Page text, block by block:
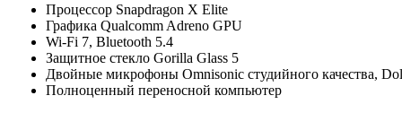
Процессор Snapdragon X Elite
Графика Qualcomm Adreno GPU
Wi-Fi 7, Bluetooth 5.4
Защитное стекло Gorilla Glass 5
Двойные микрофоны Omnisonic студийного качества,
Полноценный переносной компьютер